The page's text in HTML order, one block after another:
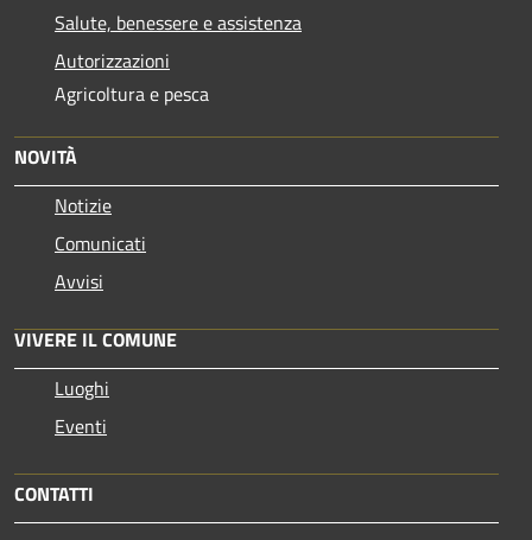
Salute, benessere e assistenza
Autorizzazioni
Agricoltura e pesca
NOVITÀ
Notizie
Comunicati
Avvisi
VIVERE IL COMUNE
Luoghi
Eventi
CONTATTI